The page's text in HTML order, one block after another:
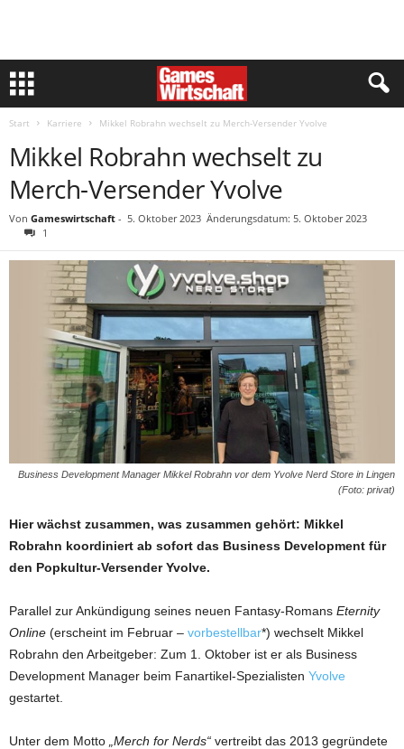
Start Karriere Mikkel Robrahn wechselt zu Merch-Versender Yvolve
Mikkel Robrahn wechselt zu
Merch-Versender Yvolve
Von Gameswirtschaft - 5. Oktober 2023 Änderungsdatum: 5. Oktober 2023
1
Business Development Manager Mikkel Robrahn vor dem Yvolve Nerd Store in Lingen
(Foto: privat)
Hier wächst zusammen, was zusammen gehört: Mikkel
Robrahn koordiniert ab sofort das Business Development für
den Popkultur-Versender Yvolve.
Parallel zur Ankündigung seines neuen Fantasy-Romans Eternity
Online (erscheint im Februar – vorbestellbar*) wechselt Mikkel
Robrahn den Arbeitgeber: Zum 1. Oktober ist er als Business
Development Manager beim Fanartikel-Spezialisten Yvolve
gestartet.
Unter dem Motto „Merch for Nerds“ vertreibt das 2013 gegründete